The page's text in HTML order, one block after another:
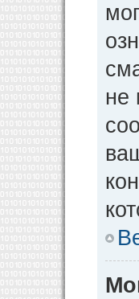
не